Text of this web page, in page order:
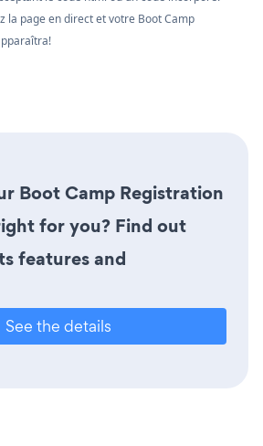
la page en direct et votre Boot Camp
Boot Camp Registration
for you? Find out
features and
See the details